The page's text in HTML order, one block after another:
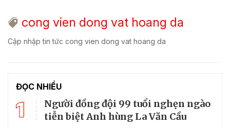
cong vien dong vat hoang da
Cập nhập tin tức cong vien dong vat hoang da
ĐỌC NHIỀU
1
Người đồng đội 99 tuổi nghẹn ngào
tiễn biệt Anh hùng La Văn Cầu